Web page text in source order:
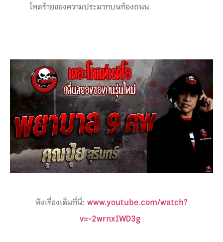
โหดร้ายของความประมาทบนท้องถนน
ฟังเรื่องเต็มที่นี่: www.youtube.com/watch?
v=-2wrnxIWD3g